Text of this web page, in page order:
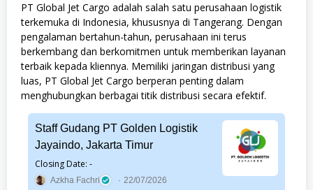
PT Global Jet Cargo adalah salah satu perusahaan logistik
terkemuka di Indonesia, khususnya di Tangerang. Dengan
pengalaman bertahun-tahun, perusahaan ini terus
berkembang dan berkomitmen untuk memberikan layanan
terbaik kepada kliennya. Memiliki jaringan distribusi yang
luas, PT Global Jet Cargo berperan penting dalam
menghubungkan berbagai titik distribusi secara efektif.
Staff Gudang PT Golden Logistik
Jayaindo, Jakarta Timur
Closing Date: -
Azkha Fachri 22/07/2026